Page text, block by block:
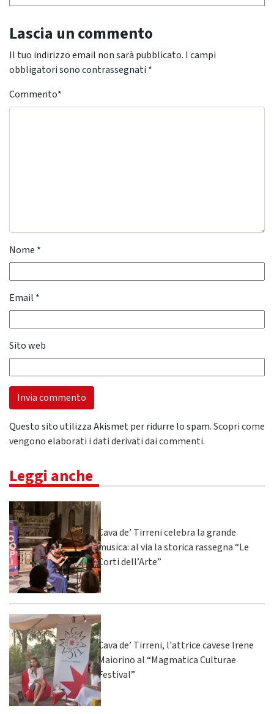
Lascia un commento
Il tuo indirizzo email non sarà pubblicato. I campi
obbligatori sono contrassegnati *
Commento*
Nome *
Email *
Sito web
Questo sito utilizza Akismet per ridurre lo spam.Scopri come
vengono elaborati i dati derivati dai commenti.
Leggi anche
Cava de’ Tirreni celebra la grande
musica: al via la storica rassegna “Le
Corti dell’Arte”
Cava de’ Tirreni, l'attrice cavese Irene
Maiorino al “Magmatica Culturae
Festival”